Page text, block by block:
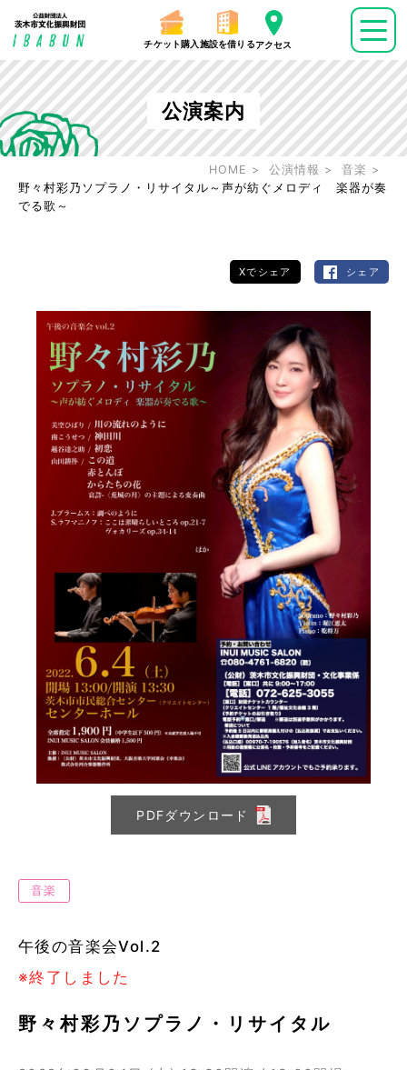
チケット購入 施設を借りるアクセス
公演案内
HOME 公演情報
音楽
野々村彩乃ソプラノ・リサイタル～声が紡ぐメロディ 楽器が奏
でる歌～
Xでシェア シェア
PDFダウンロード
音楽
午後の音楽会Vol.2
※終了しました
野々村彩乃ソプラノ・リサイタル